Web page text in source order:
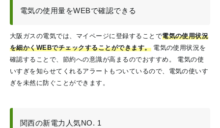
電気の使用量をWEBで確認できる
大阪ガスの電気では、マイページに登録することで電気の使用状況
を細かくWEBでチェックすることができます。 電気の使用状況を
確認することで、節約への意識が高まるのでおすすめ。
電気の使
いすぎを知らせてくれるアラートもついているので、電気の使いす
ぎを未然に防ぐことができます。
関西の新電力人気NO. 1